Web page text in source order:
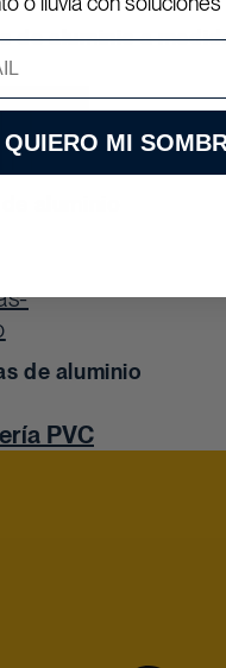
de aluminio a
de aluminio
PVC
QUIERO MI